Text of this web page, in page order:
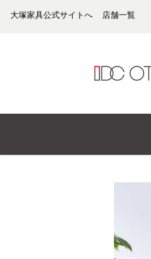
大塚家具公式サイトへ 店舗一覧